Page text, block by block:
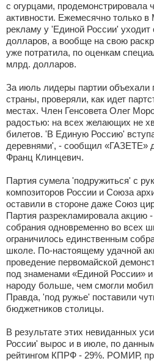
с огурцами, продемонстрировала
активности. Ежемесячно только
рекламу у 'Единой России' уходит
долларов, а вообще на свою
уже потратила, по оценкам
млрд. долларов.
За июль лидеры партии объехали
страны, проверяли, как идет
местах. Член Генсовета Олег
радостью: на всех желающих не
билетов. 'В Единую Россию'
деревнями', - сообщил «ГАЗЕТЕ»
Франц Клинцевич.
Партия сумела 'подружиться' с
композиторов России и Союза
оставили в стороне даже Союз
Партия разрекламировала акцию
собрания одновременно во всех
ограничилось единственным
школе. По-настоящему удачной
проведение первомайской
под знаменами «Единой России»
народу больше, чем смогли
Правда, 'под ружье' поставили
бюджетников столицы.
В результате этих невиданных
России' вырос и в июле, по
рейтингом КПРФ - 29%. РОМИР,